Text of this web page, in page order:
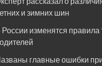
и зимних шин
России изменятся правила
главные ошибки